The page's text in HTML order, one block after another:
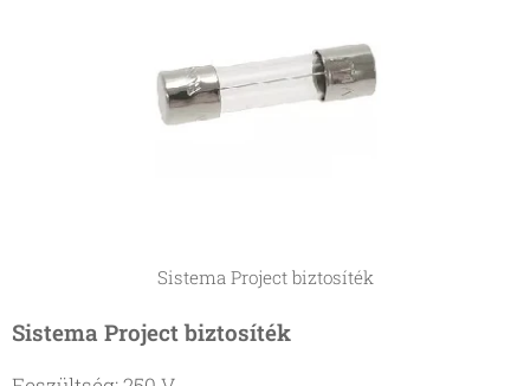
Sistema Project biztosíték
Sistema Project biztosíték